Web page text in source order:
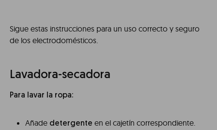
Sigue estas instrucciones para un uso correcto y seguro
de los electrodomésticos.
Lavadora-secadora
Para lavar la ropa:
Añade detergente en el cajetín correspondiente.